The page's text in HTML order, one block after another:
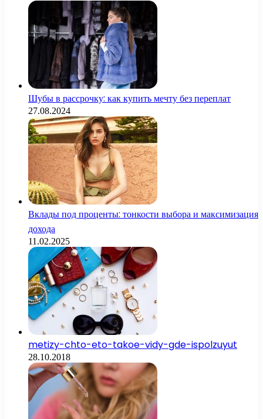
Шубы в рассрочку: как купить мечту без переплат
27.08.2024
Вклады под проценты: тонкости выбора и максимизация
дохода
11.02.2025
metizy-chto-eto-takoe-vidy-gde-ispolzuyut
28.10.2018